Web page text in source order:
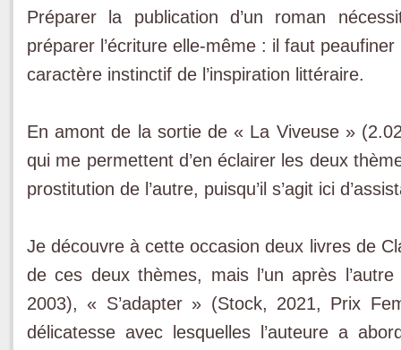
Préparer la publication d’un roman
préparer l’écriture elle-même : il faut
caractère instinctif de l’inspiration littéraire.
En amont de la sortie de « La Viveuse »
qui me permettent d’en éclairer les deux
prostitution de l’autre, puisqu’il s’agit ici
Je découvre à cette occasion deux livres de
de ces deux thèmes, mais l’un après
2003), « S’adapter » (Stock, 2021, Prix
délicatesse avec lesquelles l’auteure a